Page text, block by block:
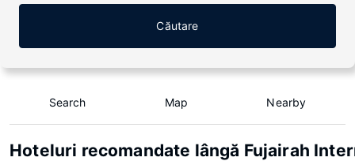
Căutare
Search Map Nearby
Hoteluri recomandate lângă Fujairah